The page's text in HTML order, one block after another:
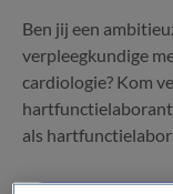
Ben jij een
verpleegkundige
cardiologie? Kom
als